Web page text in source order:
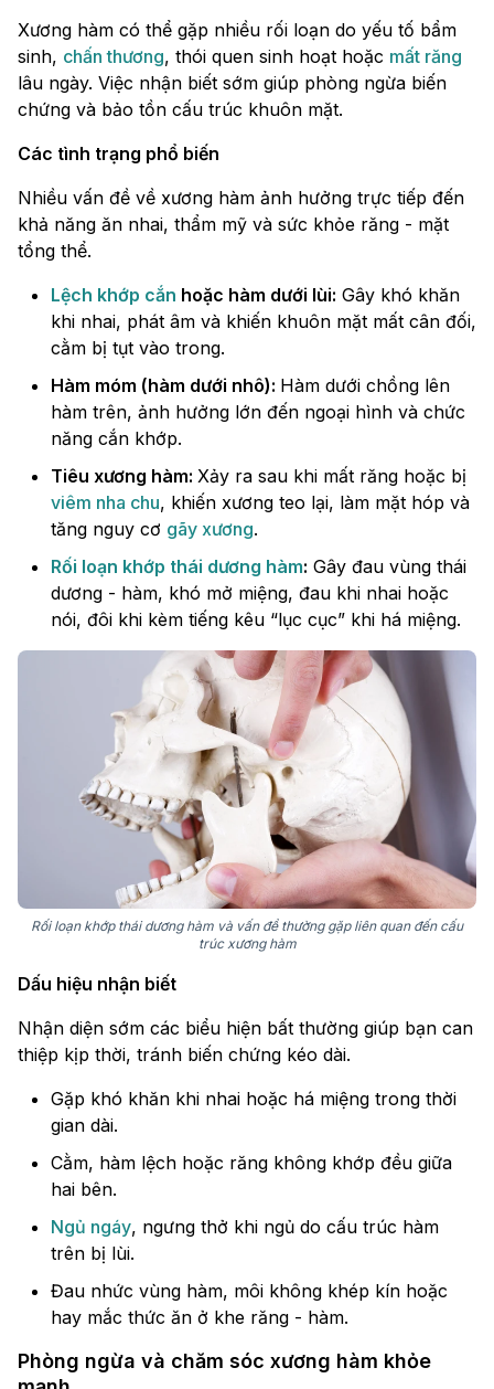
Xương hàm có thể gặp nhiều rối loạn do yếu tố bẩm
sinh, chấn thương, thói quen sinh hoạt hoặc mất răng
lâu ngày. Việc nhận biết sớm giúp phòng ngừa biến
chứng và bảo tồn cấu trúc khuôn mặt.
Các tình trạng phổ biến
Nhiều vấn đề về xương hàm ảnh hưởng trực tiếp đến
khả năng ăn nhai, thẩm mỹ và sức khỏe răng - mặt
tổng thể.
Lệch khớp cắn hoặc hàm dưới lùi: Gây khó khăn
khi nhai, phát âm và khiến khuôn mặt mất cân đối,
cằm bị tụt vào trong.
Hàm móm (hàm dưới nhô): Hàm dưới chồng lên
hàm trên, ảnh hưởng lớn đến ngoại hình và chức
năng cắn khớp.
Tiêu xương hàm: Xảy ra sau khi mất răng hoặc bị
viêm nha chu, khiến xương teo lại, làm mặt hóp và
tăng nguy cơ gãy xương.
Rối loạn khớp thái dương hàm: Gây đau vùng thái
dương - hàm, khó mở miệng, đau khi nhai hoặc
nói, đôi khi kèm tiếng kêu “lục cục” khi há miệng.
Rối loạn khớp thái dương hàm và vấn đề thường gặp liên quan đến cấu
trúc xương hàm
Dấu hiệu nhận biết
Nhận diện sớm các biểu hiện bất thường giúp bạn can
thiệp kịp thời, tránh biến chứng kéo dài.
Gặp khó khăn khi nhai hoặc há miệng trong thời
gian dài.
Cằm, hàm lệch hoặc răng không khớp đều giữa
hai bên.
Ngủ ngáy, ngưng thở khi ngủ do cấu trúc hàm
trên bị lùi.
Đau nhức vùng hàm, môi không khép kín hoặc
hay mắc thức ăn ở khe răng - hàm.
Phòng ngừa và chăm sóc xương hàm khỏe